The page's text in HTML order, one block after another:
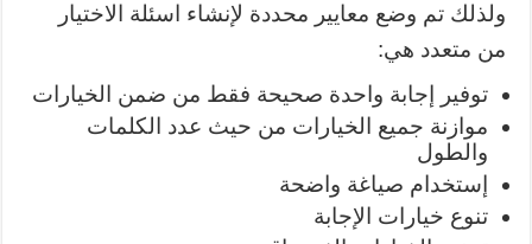
ولذلك تم وضع معايير محددة لإنشاء اسئلة الاختيار
من متعدد هي:
توفير إجابة واحدة صحيحة فقط من ضمن الخيارات
موازنة جميع الخيارات من حيث عدد الكلمات
والطول
إستخدام صياغة واضحة
تنوع خيارات الإجابة